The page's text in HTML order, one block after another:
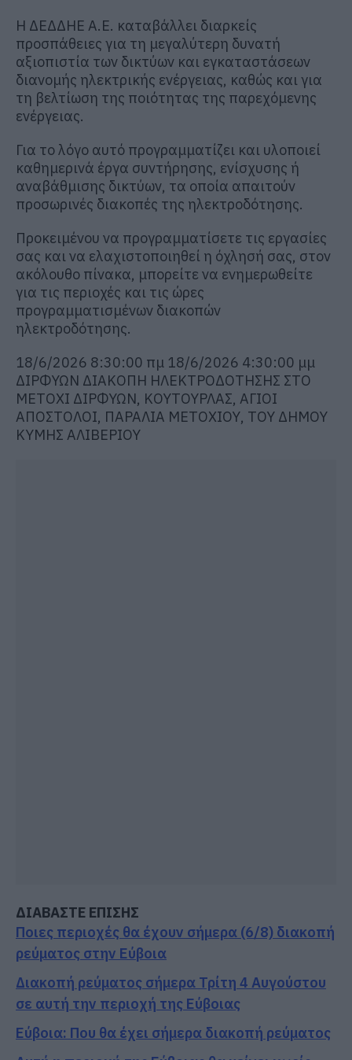
H ΔΕΔΔΗΕ Α.Ε. καταβάλλει διαρκείς
προσπάθειες για τη μεγαλύτερη δυνατή
αξιοπιστία των δικτύων και εγκαταστάσεων
διανομής ηλεκτρικής ενέργειας, καθώς και για
τη βελτίωση της ποιότητας της παρεχόμενης
ενέργειας.
Για το λόγο αυτό προγραμματίζει και υλοποιεί
καθημερινά έργα συντήρησης, ενίσχυσης ή
αναβάθμισης δικτύων, τα οποία απαιτούν
προσωρινές διακοπές της ηλεκτροδότησης.
Προκειμένου να προγραμματίσετε τις εργασίες
σας και να ελαχιστοποιηθεί η όχλησή σας, στον
ακόλουθο πίνακα, μπορείτε να ενημερωθείτε
για τις περιοχές και τις ώρες
προγραμματισμένων διακοπών
ηλεκτροδότησης.
18/6/2026 8:30:00 πμ 18/6/2026 4:30:00 μμ
ΔΙΡΦΥΩΝ ΔΙΑΚΟΠΗ ΗΛΕΚΤΡΟΔΟΤΗΣΗΣ ΣΤΟ
ΜΕΤΟΧΙ ΔΙΡΦΥΩΝ, ΚΟΥΤΟΥΡΛΑΣ, ΑΓΙΟΙ
ΑΠΟΣΤΟΛΟΙ, ΠΑΡΑΛΙΑ ΜΕΤΟΧΙΟΥ, ΤΟΥ ΔΗΜΟΥ
ΚΥΜΗΣ ΑΛΙΒΕΡΙΟΥ
ΔΙΑΒΑΣΤΕ ΕΠΙΣΗΣ
Ποιες περιοχές θα έχουν σήμερα (6/8) διακοπή
ρεύματος στην Εύβοια
Διακοπή ρεύματος σήμερα Τρίτη 4 Αυγούστου
σε αυτή την περιοχή της Εύβοιας
Εύβοια: Που θα έχει σήμερα διακοπή ρεύματος